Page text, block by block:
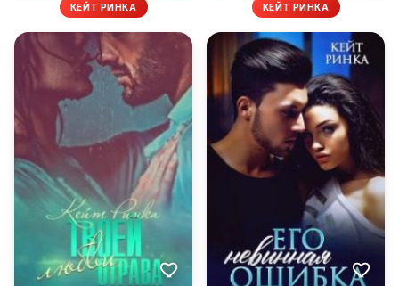
КЕЙТ РИНКА КЕЙТ РИНКА